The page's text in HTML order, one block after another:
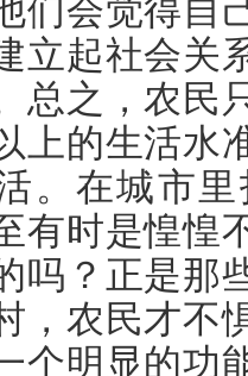
立起社会关
总之，农民
上的生活水
。在城市
有时是惶惶
吗？正是那
，农民才不
个明显的功